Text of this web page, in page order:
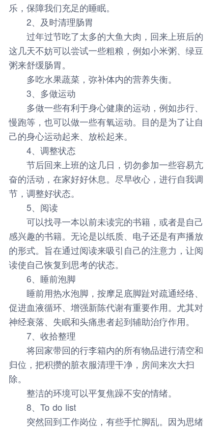
乐，保障我们充足的睡眠。
2、及时清理肠胃
过年过节吃了太多的大鱼大肉，回来上班后的
这几天不妨可以尝试一些粗粮，例如小米粥、绿豆
粥来舒缓肠胃。
多吃水果蔬菜，弥补体内的营养失衡。
3、多做运动
多做一些有利于身心健康的运动，例如步行、
慢跑等，也可以做一些有氧运动。目的是为了让自
己的身心运动起来、放松起来。
4、调整状态
节后回来上班的这几日，切勿参加一些容易亢
奋的活动，在家好好休息。尽早收心，进行自我调
节，调整好状态。
5、阅读
可以找寻一本以前未读完的书籍，或者是自己
感兴趣的书籍。无论是以纸质、电子还是有声播放
的形式。旨在通过阅读来吸引自己的注意力，让阅
读使自己恢复到思考的状态。
6、睡前泡脚
睡前用热水泡脚，按摩足底脚趾对疏通经络、
促进血液循环、增强新陈代谢有重要作用。尤其对
神经衰落、失眠和头痛患者起到辅助治疗作用。
7、收拾整理
将回家带回的行李箱内的所有物品进行清空和
归位，把积攒的脏衣服清理干净，房间来次大扫
除。
整洁的环境可以平复焦躁不安的情绪。
8、To do list
突然回到工作岗位，有些手忙脚乱。因为思绪